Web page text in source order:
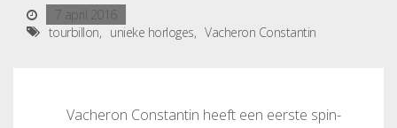
7 april 2016
tourbillon
unieke horloges Vacheron Constantin
Vacheron Constantin heeft een eerste spin-